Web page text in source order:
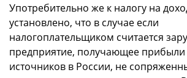
Употребительно же к налогу на
установлено, что в случае если
налогоплательщиком считается
предприятие, получающее прибыли
источников в России, не